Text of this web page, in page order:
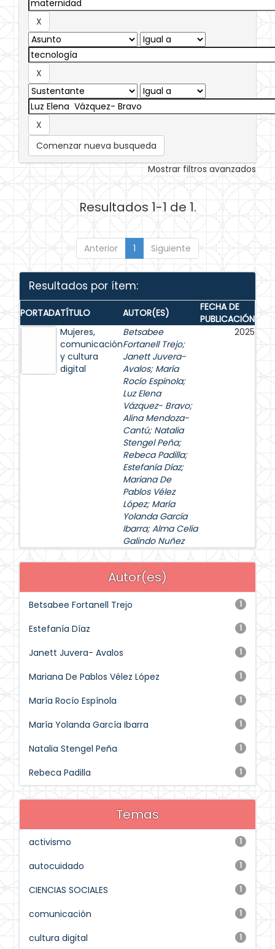
Comenzar nueva busqueda
Mostrar filtros avanzados
Resultados 1-1 de 1.
Anterior 1 Siguiente
Resultados por ítem:
PORTADATÍTULO AUTOR(ES)
FECHA DE
PUBLICACIÓN
Mujeres,
comunicación
y cultura
digital
Betsabee
Fortanell Trejo;
Janett Juvera-
Avalos; María
Rocío Espínola;
Luz Elena
Vázquez- Bravo;
Alina Mendoza-
Cantú; Natalia
Stengel Peña;
Rebeca Padilla;
Estefanía Díaz;
Mariana De
Pablos Vélez
López; María
Yolanda García
Ibarra;Alma Celia
Galindo Nuñez
2025
Autor(es)
1
Betsabee Fortanell Trejo
1
Estefanía Díaz
1
Janett Juvera- Avalos
1
Mariana De Pablos Vélez López
1
María Rocío Espínola
1
María Yolanda García Ibarra
1
Natalia Stengel Peña
1
Rebeca Padilla
Temas
1
activismo
1
autocuidado
1
CIENCIAS SOCIALES
1
comunicación
1
cultura digital